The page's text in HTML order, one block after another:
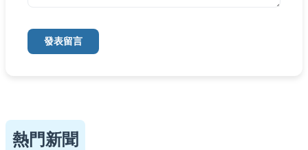
發表留言
熱門新聞